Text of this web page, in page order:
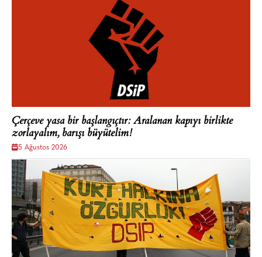
Çerçeve yasa bir başlangıçtır: Aralanan kapıyı birlikte
zorlayalım, barışı büyütelim!
5 Ağustos 2026